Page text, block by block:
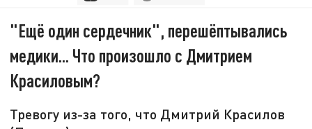
"Ещё один сердечник", перешёптывались
медики... Что произошло с Дмитрием
Красиловым?
Тревогу из-за того, что Дмитрий Красилов